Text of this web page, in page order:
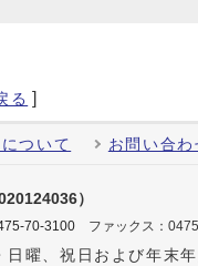
る ]
ついて お問い合わ
）
70-3100 ファックス：
曜、祝日および年末年